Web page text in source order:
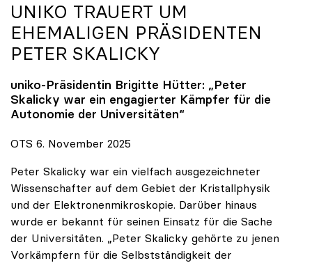
UNIKO TRAUERT UM
EHEMALIGEN PRÄSIDENTEN
PETER SKALICKY
uniko-Präsidentin Brigitte Hütter: „Peter
Skalicky war ein engagierter Kämpfer für die
Autonomie der Universitäten“
OTS 6. November 2025
Peter Skalicky war ein vielfach ausgezeichneter
Wissenschafter auf dem Gebiet der Kristallphysik
und der Elektronenmikroskopie. Darüber hinaus
wurde er bekannt für seinen Einsatz für die Sache
der Universitäten. „Peter Skalicky gehörte zu jenen
Vorkämpfern für die Selbstständigkeit der